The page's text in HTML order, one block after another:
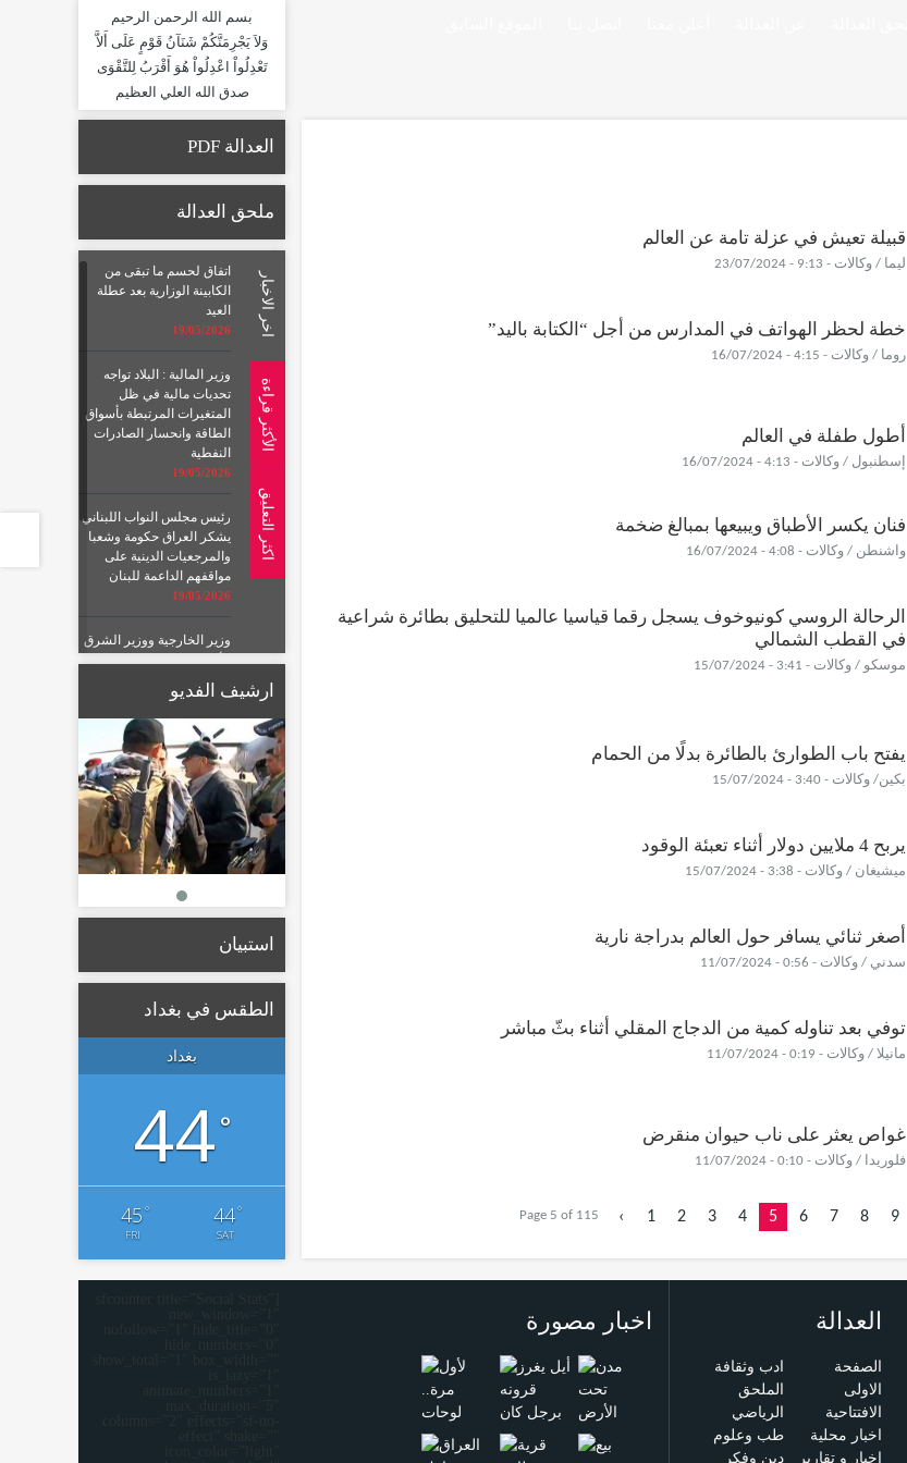
بسم الله الرحمن الرحيم
وَلاَ يَجْرِمَنَّكُمْ شَنَآنُ قَوْمٍ عَلَى أَلاَّ
تَعْدِلُواْ اعْدِلُواْ هُوَ أَقْرَبُ لِلتَّقْوَى
صدق الله العلي العظيم
قبيلة تعيش في عزلة تامة عن العالم
ليما / وكالات - 9:13 - 23/07/2024
خطة لحظر الهواتف في المدارس من أجل “الكتابة باليد”
روما / وكالات - 4:15 - 16/07/2024
أطول طفلة في العالم
إسطنبول / وكالات - 4:13 - 16/07/2024
فنان يكسر الأطباق ويبيعها بمبالغ ضخمة
واشنطن / وكالات - 4:08 - 16/07/2024
الرحالة الروسي كونيوخوف يسجل رقما قياسيا عالميا للتحليق بطائرة شراعية
في القطب الشمالي
موسكو / وكالات - 3:41 - 15/07/2024
يفتح باب الطوارئ بالطائرة بدلًا من الحمام
بكين/ وكالات - 3:40 - 15/07/2024
يربح 4 ملايين دولار أثناء تعبئة الوقود
ميشيغان / وكالات - 3:38 - 15/07/2024
أصغر ثنائي يسافر حول العالم بدراجة نارية
سدني / وكالات - 0:56 - 11/07/2024
توفي بعد تناوله كمية من الدجاج المقلي أثناء بثّ مباشر
مانيلا / وكالات - 0:19 - 11/07/2024
غواص يعثر على ناب حيوان منقرض
فلوريدا / وكالات - 0:10 - 11/07/2024
Page 5 of 115 ‹ 1 2 3 4 5 6 7 8 9
العدالة PDF
ملحق العدالة
اتفاق لحسم ما تبقى من
الكابينة الوزارية بعد عطلة
العيد
19/05/2026
وزير المالية : البلاد تواجه
تحديات مالية في ظل
المتغيرات المرتبطة بأسواق
الطاقة وانحسار الصادرات
النفطية
19/05/2026
رئيس مجلس النواب اللبناني
يشكر العراق حكومة وشعبا
والمرجعيات الدينية على
مواقفهم الداعمة للبنان
19/05/2026
وزير الخارجية ووزير الشرق
الأوضاع الإقليمية والتطورات
بالمنطقة
19/05/2026
الإعمار تعلن تشكيل لجان
لتعويض أصحاب الأراضي
المتأثرة بمسار الطريق
الحلقي الرابع
22/01/2026
اخر الاخبار
الأكثر قراءة
اكثر التعليق
ارشيف الفديو
استبيان
الطقس في بغداد
بغداد
44°
45°
FRI
44°
SAT
العدالة
الصفحة
الاولى
الافتتاحية
اخبار محلية
اخبار و تقارير
ادب وثقافة
الملحق
الرياضي
طب وعلوم
دين وفكر
اخبار مصورة